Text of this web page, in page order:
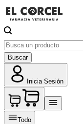
Buscar
Inicia Sesión
Todo